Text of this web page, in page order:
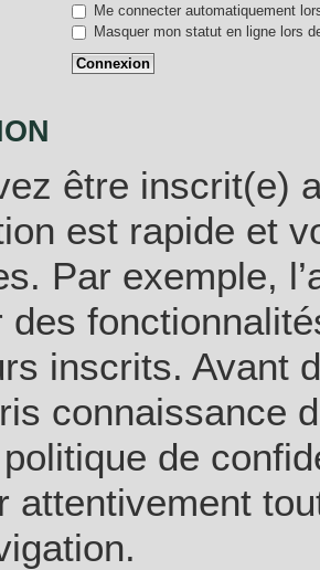
Me connecter automatiquement
Masquer mon statut en ligne lors
être inscrit(e)
est rapide et
Par exemple,
des
inscrits. Avant
connaissance
de
attentivement